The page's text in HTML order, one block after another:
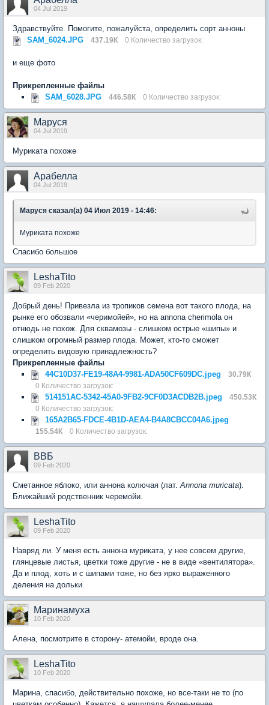
04 Jul 2019
Здравствуйте. Помогите, пожалуйста, определить сорт анноны
SAM_6024.JPG
437.19К 0 Количество загрузок:
и еще фото
Прикрепленные файлы
SAM_6028.JPG
446.58К 0 Количество загрузок:
Маруся
04 Jul 2019
Муриката похоже
Арабелла
04 Jul 2019
Маруся сказал(а) 04 Июл 2019 - 14:46:
Муриката похоже
Спасибо большое
LeshaTito
09 Feb 2020
Добрый день! Привезла из тропиков семена вот такого плода, на
рынке его обозвали «черимойей», но на annona cherimola он
отнюдь не похож. Для сквамозы - слишком острые «шипы» и
слишком огромный размер плода. Может, кто-то сможет
определить видовую принадлежность?
Прикрепленные файлы
44C10D37-FE19-48A4-9981-ADA50CF609DC.jpeg
30.79К
0 Количество загрузок:
514151AC-5342-45A0-9FB2-9CF0D3ACDB2B.jpeg
450.53К
0 Количество загрузок:
165A2B65-FDCE-4B1D-AEA4-B4A8CBCC04A6.jpeg
155.54К 0 Количество загрузок:
ВВБ
09 Feb 2020
Сметанное яблоко, или аннона колючая (лат.Annоna muricаta).
Ближайший родственник черемойи.
LeshaTito
09 Feb 2020
Навряд ли. У меня есть аннона муриката, у нее совсем другие,
глянцевые листья, цветки тоже другие - не в виде «вентилятора».
Да и плод, хоть и с шипами тоже, но без ярко выраженного
деления на дольки.
Маринамуха
10 Feb 2020
Алена, посмотрите в сторону- атемойи, вроде она.
LeshaTito
10 Feb 2020
Марина, спасибо, действительно похоже, но все-таки не то (по